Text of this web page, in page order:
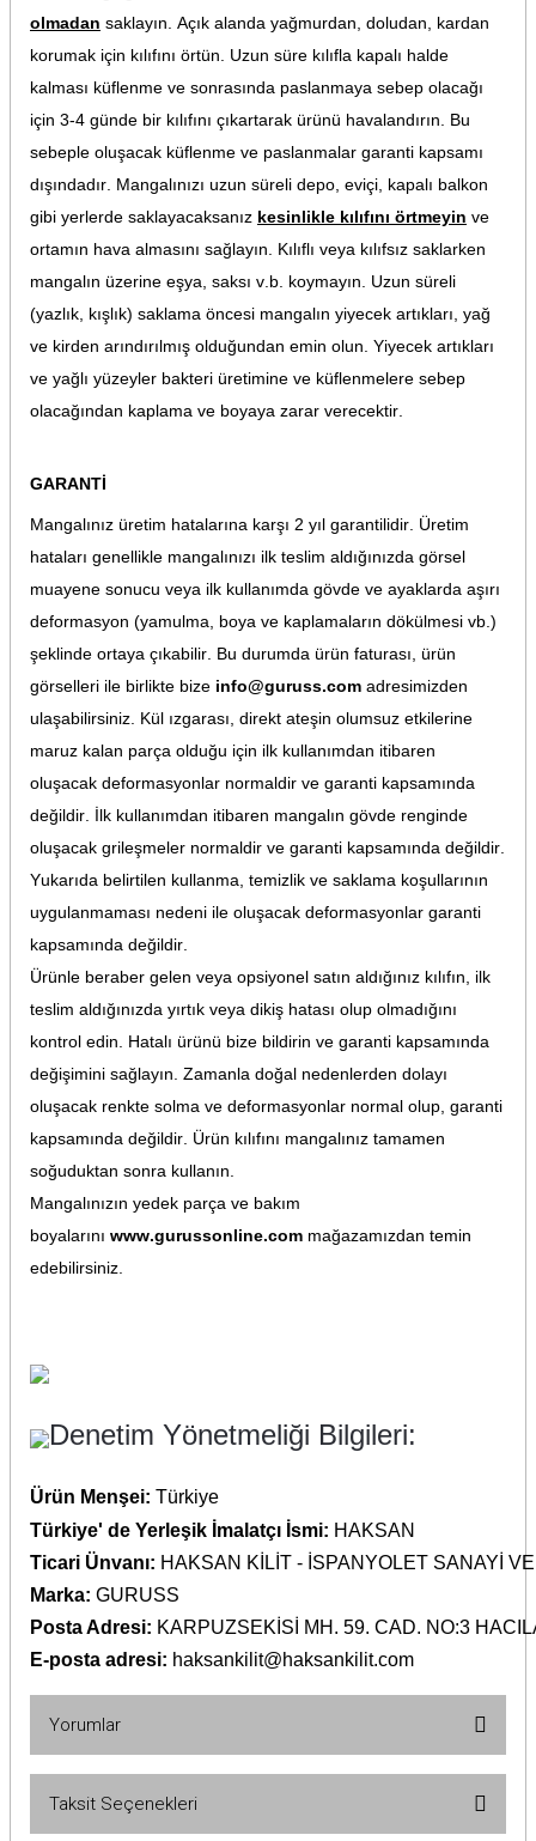
olmadan saklayın. Açık alanda yağmurdan, doludan, kardan
korumak için kılıfını örtün. Uzun süre kılıfla kapalı halde
kalması küflenme ve sonrasında paslanmaya sebep olacağı
için 3-4 günde bir kılıfını çıkartarak ürünü havalandırın. Bu
sebeple oluşacak küflenme ve paslanmalar garanti kapsamı
dışındadır. Mangalınızı uzun süreli depo, eviçi, kapalı balkon
gibi yerlerde saklayacaksanız kesinlikle kılıfını örtmeyin ve
ortamın hava almasını sağlayın. Kılıflı veya kılıfsız saklarken
mangalın üzerine eşya, saksı v.b. koymayın. Uzun süreli
(yazlık, kışlık) saklama öncesi mangalın yiyecek artıkları, yağ
ve kirden arındırılmış olduğundan emin olun. Yiyecek artıkları
ve yağlı yüzeyler bakteri üretimine ve küflenmelere sebep
olacağından kaplama ve boyaya zarar verecektir.
GARANTİ
Mangalınız üretim hatalarına karşı 2 yıl garantilidir. Üretim
hataları genellikle mangalınızı ilk teslim aldığınızda görsel
muayene sonucu veya ilk kullanımda gövde ve ayaklarda aşırı
deformasyon (yamulma, boya ve kaplamaların dökülmesi vb.)
şeklinde ortaya çıkabilir. Bu durumda ürün faturası, ürün
görselleri ile birlikte bize info@guruss.com adresimizden
ulaşabilirsiniz. Kül ızgarası, direkt ateşin olumsuz etkilerine
maruz kalan parça olduğu için ilk kullanımdan itibaren
oluşacak deformasyonlar normaldir ve garanti kapsamında
değildir. İlk kullanımdan itibaren mangalın gövde renginde
oluşacak grileşmeler normaldir ve garanti kapsamında değildir.
Yukarıda belirtilen kullanma, temizlik ve saklama koşullarının
uygulanmaması nedeni ile oluşacak deformasyonlar garanti
kapsamında değildir.
Ürünle beraber gelen veya opsiyonel satın aldığınız kılıfın, ilk
teslim aldığınızda yırtık veya dikiş hatası olup olmadığını
kontrol edin. Hatalı ürünü bize bildirin ve garanti kapsamında
değişimini sağlayın. Zamanla doğal nedenlerden dolayı
oluşacak renkte solma ve deformasyonlar normal olup, garanti
kapsamında değildir. Ürün kılıfını mangalınız tamamen
soğuduktan sonra kullanın.
Mangalınızın yedek parça ve bakım
boyalarını www.gurussonline.com mağazamızdan temin
edebilirsiniz.
Denetim Yönetmeliği Bilgileri:
Ürün Menşei: Türkiye
Türkiye' de Yerleşik İmalatçı İsmi: HAKSAN
Ticari Ünvanı: HAKSAN KİLİT - İSPANYOLET SANAYİ
Marka: GURUSS
Posta Adresi: KARPUZSEKİSİ MH. 59. CAD. NO:3
E-posta adresi: haksankilit@haksankilit.com
Yorumlar
Taksit Seçenekleri